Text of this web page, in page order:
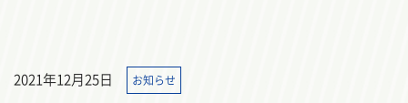
2021年12月25日 お知らせ